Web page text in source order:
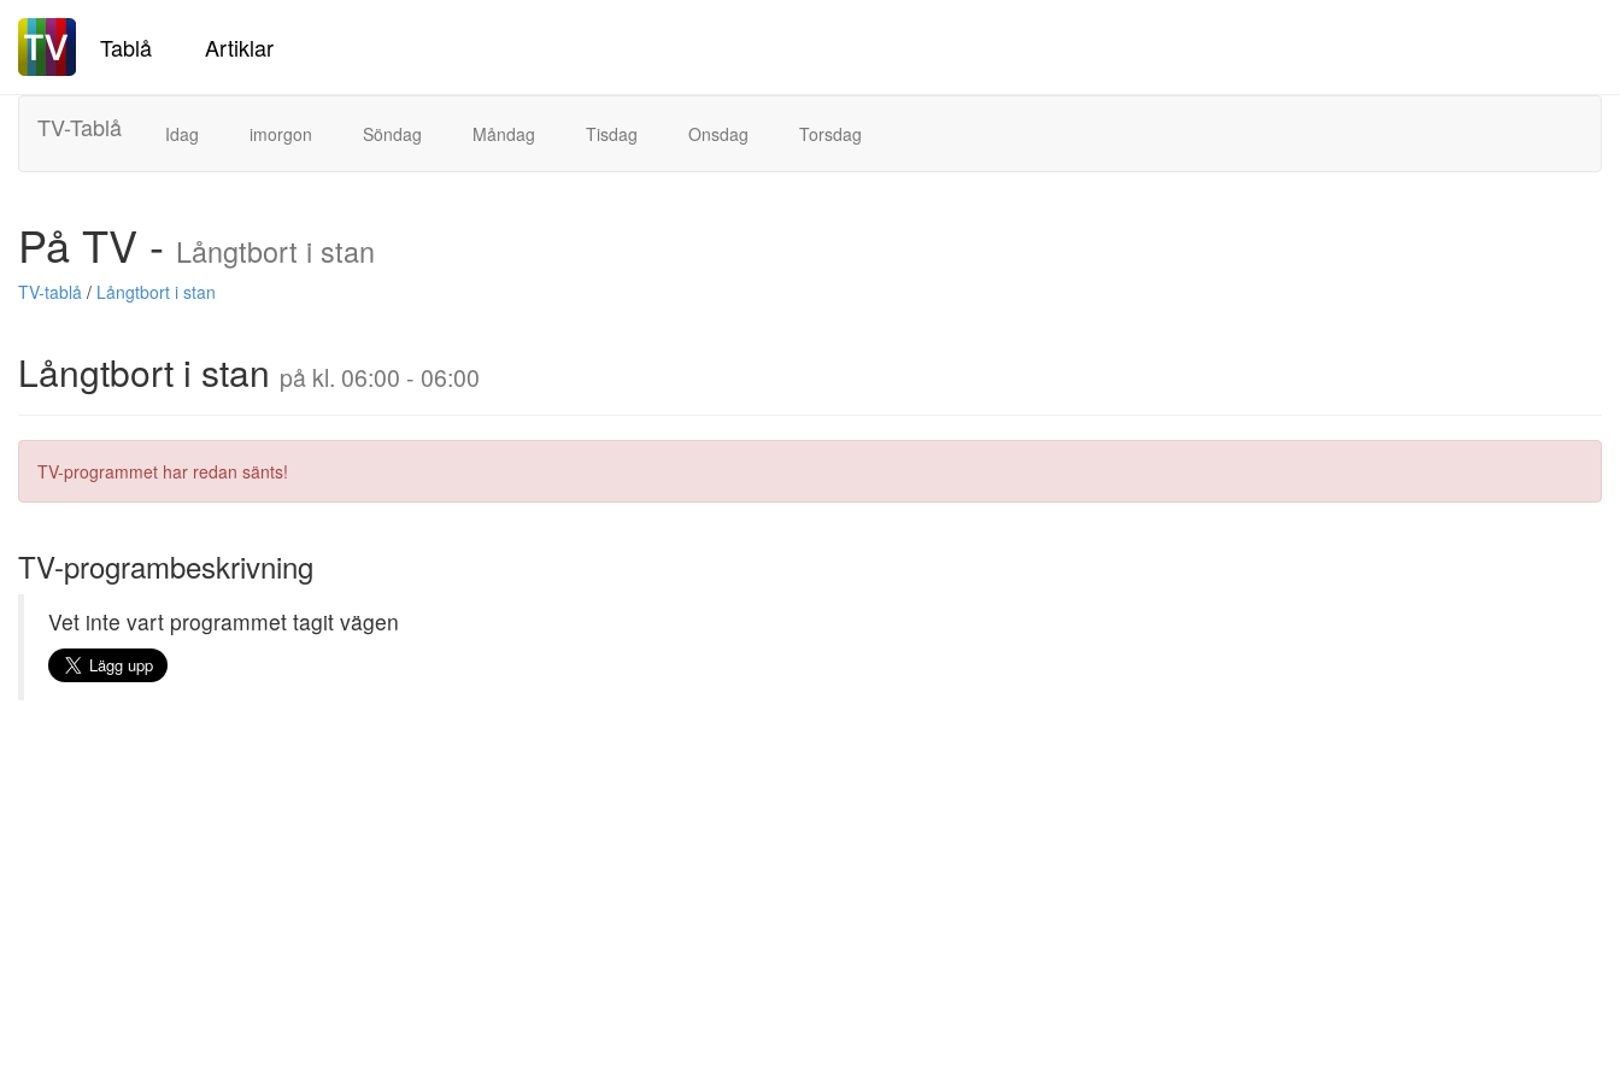
Tablå Artiklar
TV-Tablå Idag imorgon Söndag Måndag Tisdag Onsdag Torsdag
På TV - Långtbort i stan
TV-tablå / Långtbort i stan
Långtbort i stan på kl. 06:00 - 06:00
TV-programmet har redan sänts!
TV-programbeskrivning
Vet inte vart programmet tagit vägen